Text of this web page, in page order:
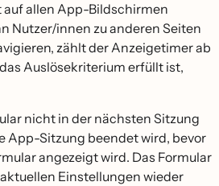
allen App-Bildschirmen
Nutzer/innen zu anderen Seiten
zählt der Anzeigetimer ab
Auslösekriterium erfüllt ist,
nicht in der nächsten Sitzung
App-Sitzung beendet wird, bevor
angezeigt wird. Das Formular
Einstellungen wieder